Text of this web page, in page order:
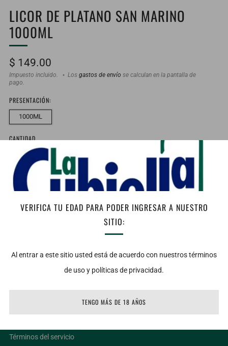
VERIFICA TU EDAD PARA PODER INGRESAR A NUESTRO
SITIO:
Al entrar a este sitio usted está de acuerdo con nuestros términos
de uso y políticas de privacidad.
TENGO MÁS DE 18 AÑOS
LICOR DE PLATANO SAN MARINO
1000ML
Precio
habitual
$ 149.00
Impuesto incluido. Los gastos de envío se calculan en la pantalla de
pago.
PRESENTACIÓN:
1000ML
CANTIDAD
Bajo stock
AGREGAR AL CARRITO
Términos del servicio